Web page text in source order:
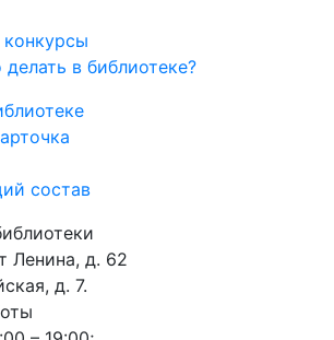
в библиотеке?
состав
Ленина, д. 62
д. 7.